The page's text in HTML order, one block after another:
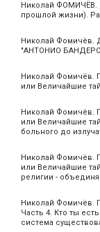
Николай
прошлой жизни).
Николай
"АНТОНИО
Николай
или Величайшие
Николай
или Величайшие
больного до
Николай
или Величайшие
религии -
Николай
Часть 4. Кто ты
система